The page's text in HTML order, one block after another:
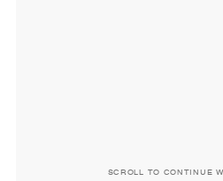
SCROLL TO CONTINUE